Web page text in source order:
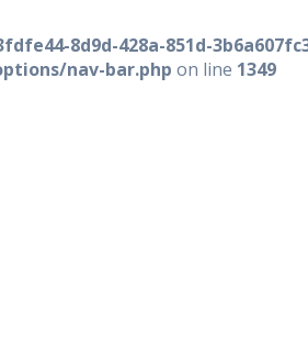
8d9d-428a-851d-
nav-bar.php on line 1349